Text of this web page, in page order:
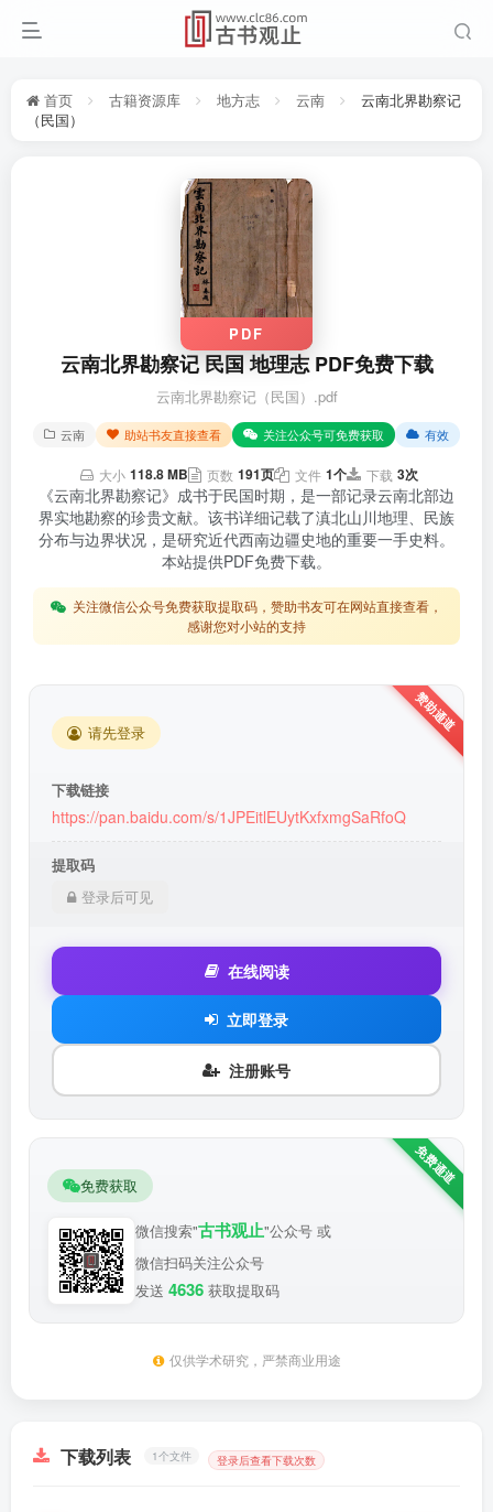
首页 古籍资源库 地方志 云南
云南北界勘察记
（民国）
PDF
云南北界勘察记 民国 地理志 PDF免费下载
云南北界勘察记（民国）.pdf
云南 助站书友直接查看 关注公众号可免费获取 有效
大小 118.8 MB 页数 191页 文件 1个 下载 3次
《云南北界勘察记》成书于民国时期，是一部记录云南北部边
界实地勘察的珍贵文献。该书详细记载了滇北山川地理、民族
分布与边界状况，是研究近代西南边疆史地的重要一手史料。
本站提供PDF免费下载。
关注微信公众号免费获取提取码，赞助书友可在网站直接查看，
感谢您对小站的支持
请先登录
下载链接
https://pan.baidu.com/s/1JPEitlEUytKxfxmgSaRfoQ
提取码
登录后可见
在线阅读
立即登录
注册账号
免费获取
微信搜索"古书观止"公众号 或
微信扫码关注公众号
发送 4636 获取提取码
仅供学术研究，严禁商业用途
下载列表 1个文件 登录后查看下载次数